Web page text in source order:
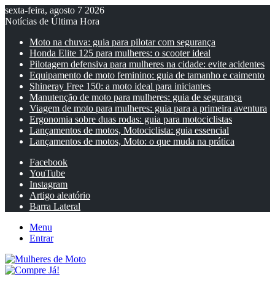
sexta-feira, agosto 7 2026
Notícias de Última Hora
Moto na chuva: guia para pilotar com segurança
Honda Elite 125 para mulheres: o scooter ideal
Pilotagem defensiva para mulheres na cidade: evite acidentes
Equipamento de moto feminino: guia de tamanho e caimento
Shineray Free 150: a moto ideal para iniciantes
Manutenção de moto para mulheres: guia de segurança
Viagem de moto para mulheres: guia para a primeira aventura
Ergonomia sobre duas rodas: guia para motociclistas
Lançamentos de motos, Motociclista: guia essencial
Lançamentos de motos, Moto: o que muda na prática
Facebook
YouTube
Instagram
Artigo aleatório
Barra Lateral
Menu
Entrar